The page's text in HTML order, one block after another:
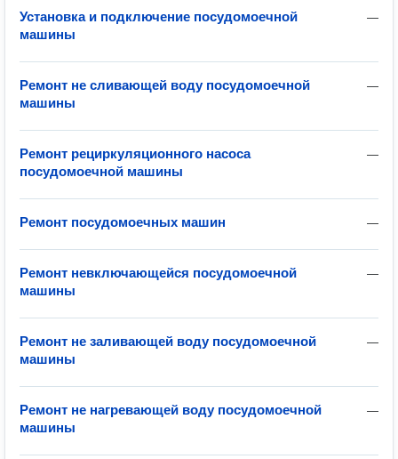
—
Установка и подключение посудомоечной
машины
—
Ремонт не сливающей воду посудомоечной
машины
—
Ремонт рециркуляционного насоса
посудомоечной машины
—
Ремонт посудомоечных машин
—
Ремонт невключающейся посудомоечной
машины
—
Ремонт не заливающей воду посудомоечной
машины
—
Ремонт не нагревающей воду посудомоечной
машины